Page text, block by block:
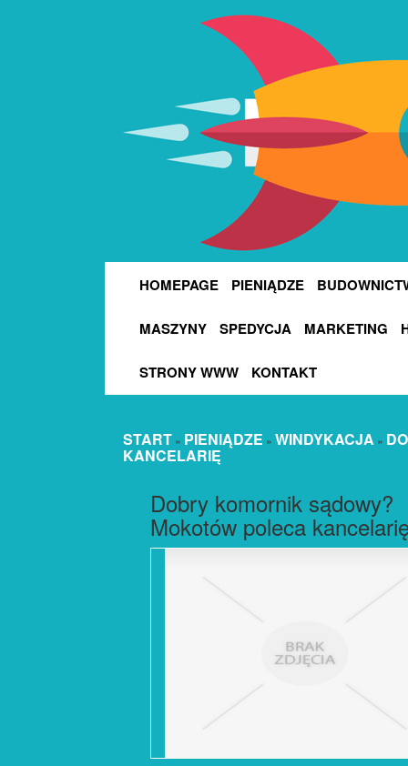
HOMEPAGE PIENIĄDZE
MASZYNY SPEDYCJA MARKETING
STRONY WWW KONTAKT
START » PIENIĄDZE » WINDYKACJA »
KANCELARIĘ
Dobry komornik sądowy?
Mokotów poleca